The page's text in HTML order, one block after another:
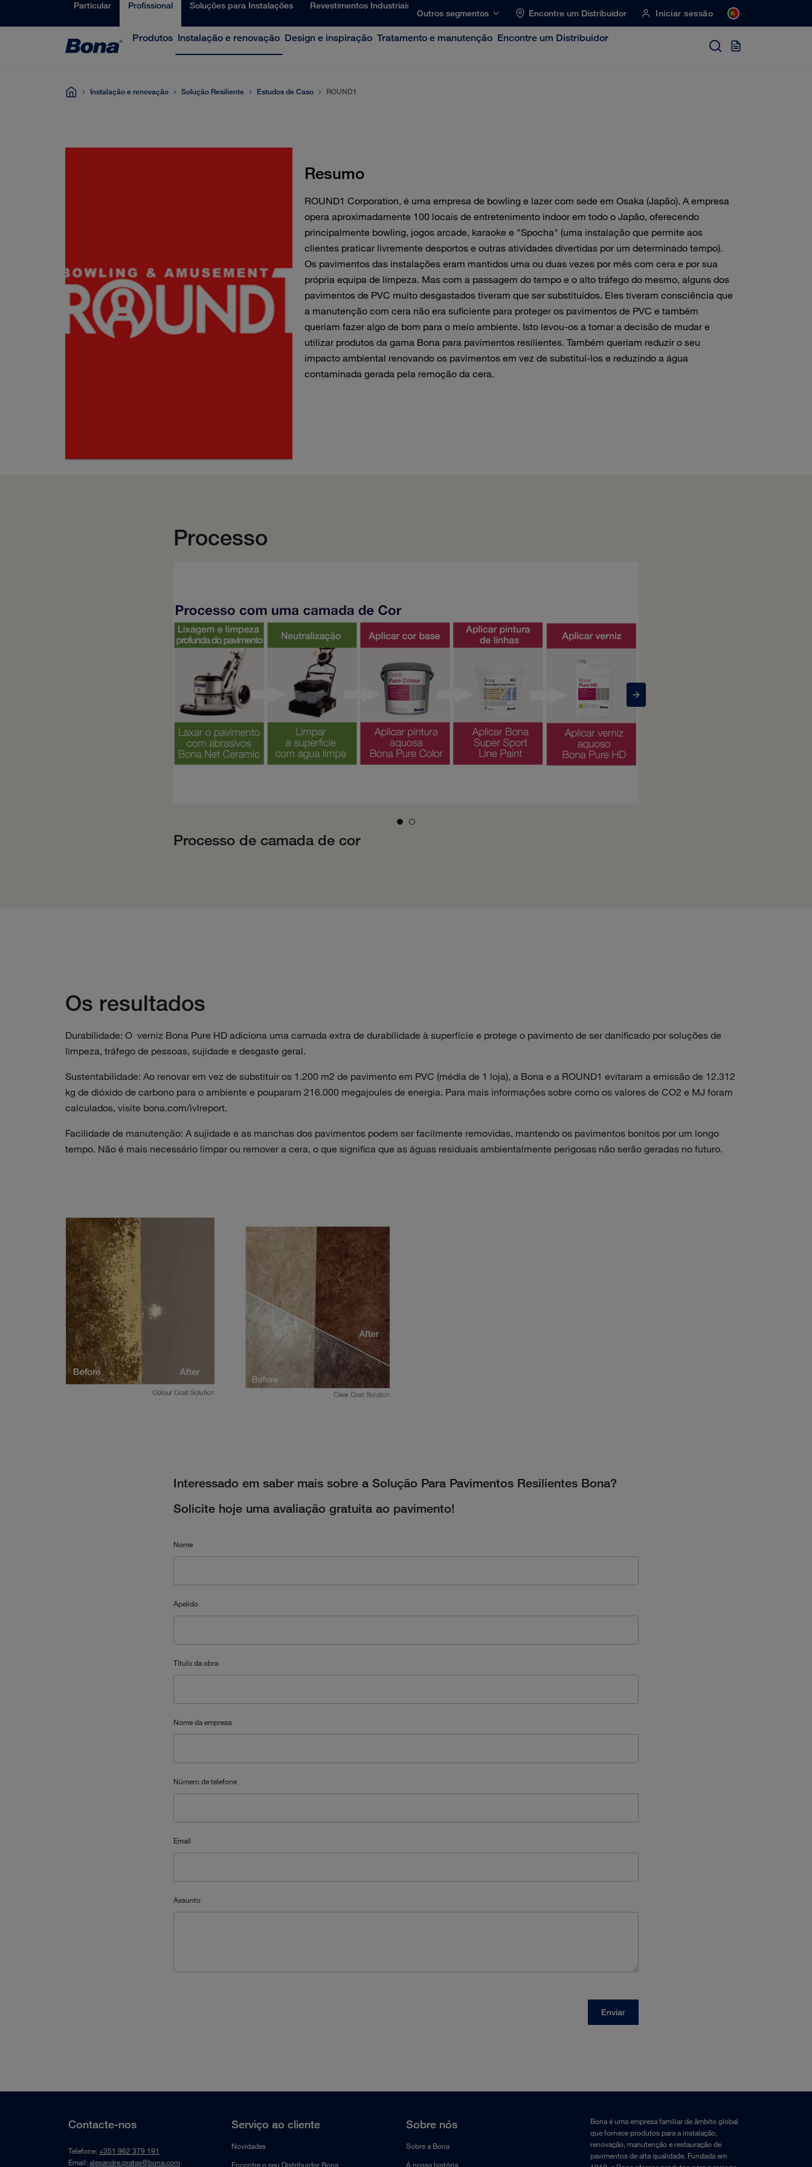
Particular Profissional Soluções para Instalações Revestimentos Industriais
Outros segmentos Encontre um Distribuidor Iniciar sessão
Produtos Instalação e renovação Design e inspiração Tratamento e manutenção Encontre um Distribuidor
Instalação e renovação Solução Resiliente Estudos de Caso ROUND1
Resumo
ROUND1 Corporation, é uma empresa de bowling e lazer com sede em Osaka (Japão). A empresa
opera aproximadamente 100 locais de entretenimento indoor em todo o Japão, oferecendo
principalmente bowling, jogos arcade, karaoke e "Spocha" (uma instalação que permite aos
clientes praticar livremente desportos e outras atividades divertidas por um determinado tempo).
Os pavimentos das instalações eram mantidos uma ou duas vezes por mês com cera e por sua
própria equipa de limpeza. Mas com a passagem do tempo e o alto tráfego do mesmo, alguns dos
pavimentos de PVC muito desgastados tiveram que ser substituídos. Eles tiveram consciência que
a manutenção com cera não era suficiente para proteger os pavimentos de PVC e também
queriam fazer algo de bom para o meio ambiente. Isto levou-os a tomar a decisão de mudar e
utilizar produtos da gama Bona para pavimentos resilientes. Também queriam reduzir o seu
impacto ambiental renovando os pavimentos em vez de substituí-los e reduzindo a água
contaminada gerada pela remoção da cera.
Processo
Processo de camada de cor
Os resultados
Durabilidade: O verniz Bona Pure HD adiciona uma camada extra de durabilidade à superfície e protege o pavimento de ser danificado por soluções de
limpeza, tráfego de pessoas, sujidade e desgaste geral.
Sustentabilidade: Ao renovar em vez de substituir os 1.200 m2 de pavimento em PVC (média de 1 loja), a Bona e a ROUND1 evitaram a emissão de 12.312
kg de dióxido de carbono para o ambiente e pouparam 216.000 megajoules de energia. Para mais informações sobre como os valores de CO2 e MJ foram
calculados, visite bona.com/ivlreport.
Facilidade de manutenção: A sujidade e as manchas dos pavimentos podem ser facilmente removidas, mantendo os pavimentos bonitos por um longo
tempo. Não é mais necessário limpar ou remover a cera, o que significa que as águas residuais ambientalmente perigosas não serão geradas no futuro.
Contacte-nos
Telefone:+351 962 379 191
Email:alexandre.pratas@bona.com
Serviço ao cliente
Novidades
Encontre o seu Distribuidor Bona
Sobre nós
Sobre a Bona
A nossa história
Bona é uma empresa familiar de âmbito global
que fornece produtos para a instalação,
renovação, manutenção e restauração de
pavimentos de alta qualidade. Fundada em